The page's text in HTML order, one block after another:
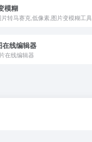
模糊
转马赛克,低像素,图片变模糊工具
在线编辑器
在线编辑器